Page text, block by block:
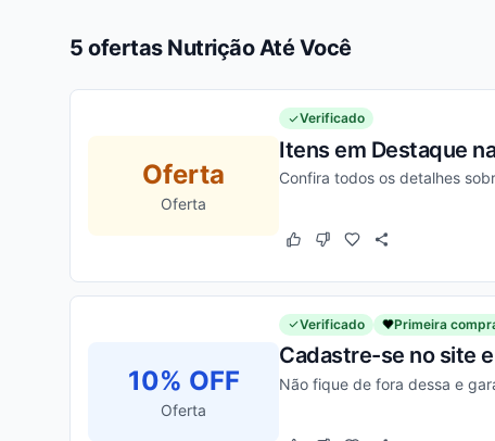
5 ofertas Nutrição Até Você
Oferta
Oferta
Verificado
Itens em Destaque
Confira todos os detalhes
Este cupom funcionou
Este cupom não funcionou
10% OFF
Oferta
Verificado Primeira
Cadastre-se no site
Não fique de fora dessa e